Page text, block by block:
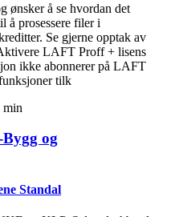
ønsker å se hvordan det
å prosessere filer i
Se gjerne opptak av
LAFT Proff + lisens
ikke abonnerer på LAFT
tilk
min
og
Standal